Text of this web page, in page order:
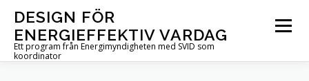
innehåll
DESIGN FÖR
ENERGIEFFEKTIV VARDAG
Ett program från Energimyndigheten med SVID som
koordinator
Meny